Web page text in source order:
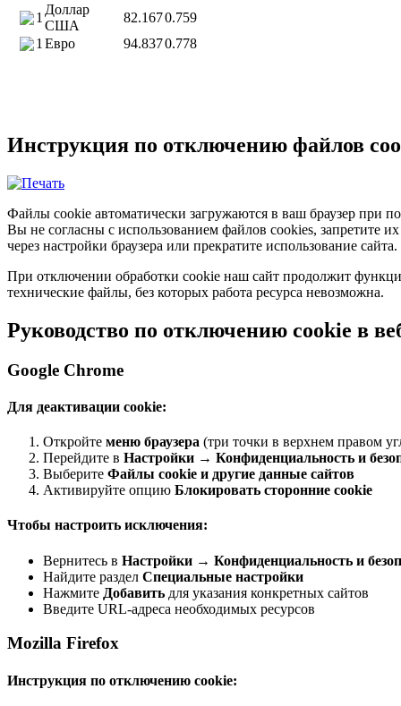
1
Доллар
США
82.1670.759
1 Евро 94.8370.778
Инструкция по отключению файлов
Файлы cookie автоматически загружаются в ваш браузер при
Вы не согласны с использованием файлов cookies, запретите
через настройки браузера или прекратите использование сайта.
При отключении обработки cookie наш сайт продолжит
технические файлы, без которых работа ресурса невозможна.
Руководство по отключению cookie в
Google Chrome
Для деактивации cookie:
Откройте меню браузера (три точки в верхнем правом
Перейдите в Настройки → Конфиденциальность и
Выберите Файлы cookie и другие данные сайтов
Активируйте опцию Блокировать сторонние cookie
Чтобы настроить исключения:
Вернитесь в Настройки → Конфиденциальность и
Найдите раздел Специальные настройки
Нажмите Добавить для указания конкретных сайтов
Введите URL-адреса необходимых ресурсов
Mozilla Firefox
Инструкция по отключению cookie: